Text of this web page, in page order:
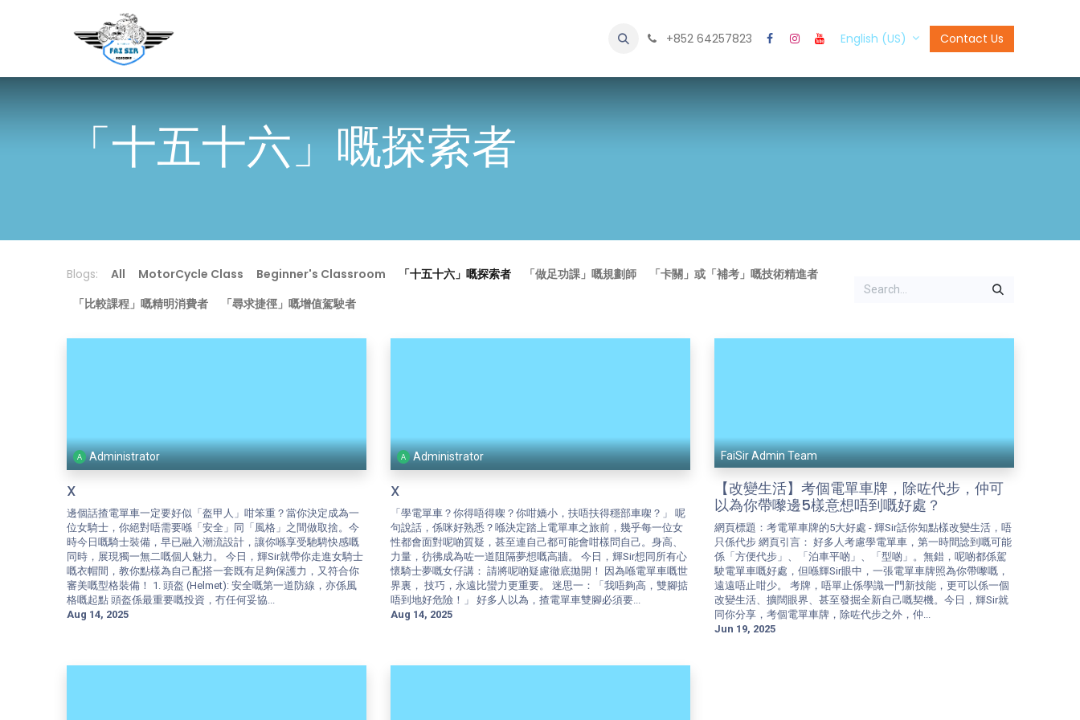
Contact us About Us
+852 64257823 English (US) Contact Us
「十五十六」嘅探索者
Blogs: All MotorCycle Class Beginner's Classroom 「十五十六」嘅探索者 「做足功課」嘅規劃師
「卡關」或「補考」嘅技術精進者
「比較課程」嘅精明消費者
「尋求捷徑」嘅增值駕駛者
Administrator
X
邊個話揸電單車一定要好似「盔甲人」咁笨重？當你決定成為一
位女騎士，你絕對唔需要喺「安全」同「風格」之間做取捨。今
時今日嘅騎士裝備，早已融入潮流設計，讓你喺享受馳騁快感嘅
同時，展現獨一無二嘅個人魅力。 今日，輝Sir就帶你走進女騎士
嘅衣帽間，教你點樣為自己配搭一套既有足夠保護力，又符合你
審美嘅型格裝備！ 1. 頭盔 (Helmet): 安全嘅第一道防線，亦係風
格嘅起點 頭盔係最重要嘅投資，冇任何妥協...
Aug 14, 2025
Administrator
X
「學電單車？你得唔得㗎？你咁嬌小，扶唔扶得穩部車㗎？」 呢
句說話，係咪好熟悉？喺決定踏上電單車之旅前，幾乎每一位女
性都會面對呢啲質疑，甚至連自己都可能會咁樣問自己。身高、
力量，彷彿成為咗一道阻隔夢想嘅高牆。 今日，輝Sir想同所有心
懷騎士夢嘅女仔講： 請將呢啲疑慮徹底拋開！ 因為喺電單車嘅世
界裏， 技巧，永遠比蠻力更重要。 迷思一：「我唔夠高，雙腳掂
唔到地好危險！」 好多人以為，揸電單車雙腳必須要...
Aug 14, 2025
FaiSir Admin Team
【改變生活】考個電單車牌，除咗代步，仲可
以為你帶嚟邊5樣意想唔到嘅好處？
網頁標題：考電單車牌的5大好處 - 輝Sir話你知點樣改變生活，唔
只係代步 網頁引言： 好多人考慮學電單車，第一時間諗到嘅可能
係「方便代步」、「泊車平啲」、「型啲」。無錯，呢啲都係駕
駛電單車嘅好處，但喺輝Sir眼中，一張電單車牌照為你帶嚟嘅，
遠遠唔止咁少。 考牌，唔單止係學識一門新技能，更可以係一個
改變生活、擴闊眼界、甚至發掘全新自己嘅契機。今日，輝Sir就
同你分享，考個電單車牌，除咗代步之外，仲...
Jun 19, 2025